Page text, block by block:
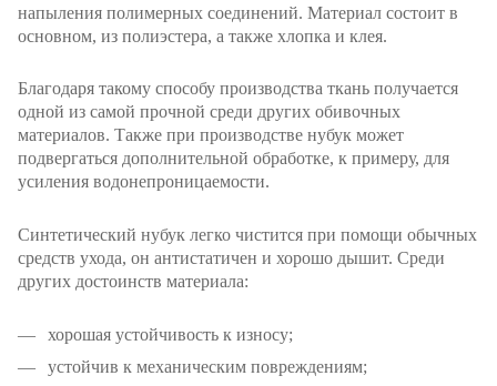
напыления полимерных соединений. Материал состоит в
основном, из полиэстера, а также хлопка и клея.
Благодаря такому способу производства ткань получается
одной из самой прочной среди других обивочных
материалов. Также при производстве нубук может
подвергаться дополнительной обработке, к примеру, для
усиления водонепроницаемости.
Синтетический нубук легко чистится при помощи обычных
средств ухода, он антистатичен и хорошо дышит. Среди
других достоинств материала:
хорошая устойчивость к износу;
устойчив к механическим повреждениям;